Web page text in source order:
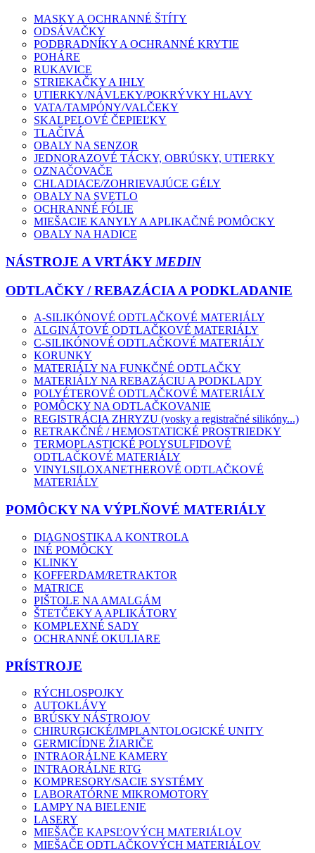
MASKY A OCHRANNÉ ŠTÍTY
ODSÁVAČKY
PODBRADNÍKY A OCHRANNÉ KRYTIE
POHÁRE
RUKAVICE
STRIEKAČKY A IHLY
UTIERKY/NÁVLEKY/POKRÝVKY HLAVY
VATA/TAMPÓNY/VALČEKY
SKALPELOVÉ ČEPIEĽKY
TLAČIVÁ
OBALY NA SENZOR
JEDNORAZOVÉ TÁCKY, OBRÚSKY, UTIERKY
OZNAČOVAČE
CHLADIACE/ZOHRIEVAJÚCE GÉLY
OBALY NA SVETLO
OCHRANNÉ FÓLIE
MIEŠACIE KANYLY A APLIKAČNÉ POMÔCKY
OBALY NA HADICE
NÁSTROJE A VRTÁKY MEDIN
ODTLAČKY / REBAZÁCIA A PODKLADANIE
A-SILIKÓNOVÉ ODTLAČKOVÉ MATERIÁLY
ALGINÁTOVÉ ODTLAČKOVÉ MATERIÁLY
C-SILIKÓNOVÉ ODTLAČKOVÉ MATERIÁLY
KORUNKY
MATERIÁLY NA FUNKČNÉ ODTLAČKY
MATERIÁLY NA REBAZÁCIU A PODKLADY
POLYÉTEROVÉ ODTLAČKOVÉ MATERIÁLY
POMÔCKY NA ODTLAČKOVANIE
REGISTRÁCIA ZHRYZU (vosky a registračné silikóny...)
RETRAKČNÉ / HEMOSTATICKÉ PROSTRIEDKY
TERMOPLASTICKÉ POLYSULFIDOVÉ
ODTLAČKOVÉ MATERIÁLY
VINYLSILOXANETHEROVÉ ODTLAČKOVÉ
MATERIÁLY
POMÔCKY NA VÝPLŇOVÉ MATERIÁLY
DIAGNOSTIKA A KONTROLA
INÉ POMÔCKY
KLINKY
KOFFERDAM/RETRAKTOR
MATRICE
PIŠTOLE NA AMALGÁM
ŠTETČEKY A APLIKÁTORY
KOMPLEXNÉ SADY
OCHRANNÉ OKULIARE
PRÍSTROJE
RÝCHLOSPOJKY
AUTOKLÁVY
BRÚSKY NÁSTROJOV
CHIRURGICKÉ/IMPLANTOLOGICKÉ UNITY
GERMICÍDNE ŽIARIČE
INTRAORÁLNE KAMERY
INTRAORÁLNE RTG
KOMPRESORY/SACIE SYSTÉMY
LABORATÓRNE MIKROMOTORY
LAMPY NA BIELENIE
LASERY
MIEŠAČE KAPSĽOVÝCH MATERIÁLOV
MIEŠAČE ODTLAČKOVÝCH MATERIÁLOV